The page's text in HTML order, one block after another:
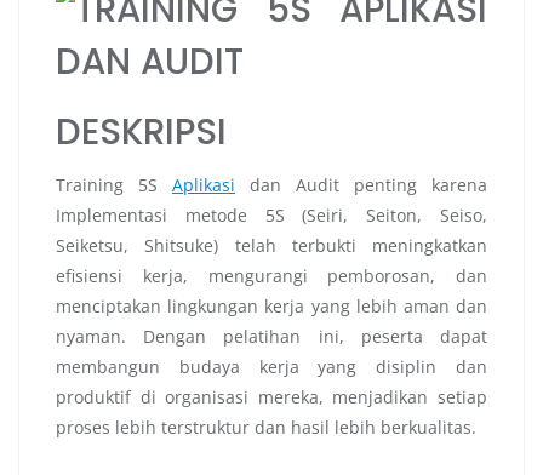
DESKRIPSI
Training 5S Aplikasi dan Audit penting karena
Implementasi metode 5S (Seiri, Seiton, Seiso,
Seiketsu, Shitsuke) telah terbukti meningkatkan
efisiensi kerja, mengurangi pemborosan, dan
menciptakan lingkungan kerja yang lebih aman dan
nyaman. Dengan pelatihan ini, peserta dapat
membangun budaya kerja yang disiplin dan
produktif di organisasi mereka, menjadikan setiap
proses lebih terstruktur dan hasil lebih berkualitas.